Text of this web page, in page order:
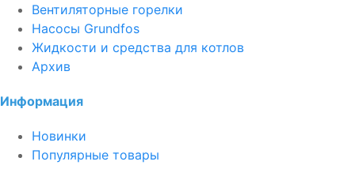
Вентиляторные горелки
Насосы Grundfos
Жидкости и средства для котлов
Архив
Информация
Новинки
Популярные товары